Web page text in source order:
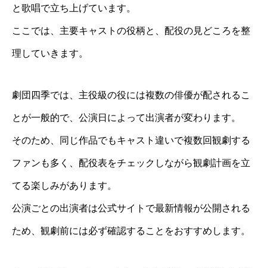
と歌唱で立ち上げています。
ここでは、主要キャストの役柄と、配役の見どころを整
理していきます。
劇団四季では、主役級の役には複数の俳優が配されるこ
とが一般的で、公演日によって出演者が変わります。
そのため、同じ作品でもキャスト違いで複数回観劇する
ファンも多く、配役表をチェックしながら観劇計画を立
てる楽しみがあります。
公演ごとの出演者は公式サイトで最新情報が公開される
ため、観劇前には必ず確認することをおすすめします。